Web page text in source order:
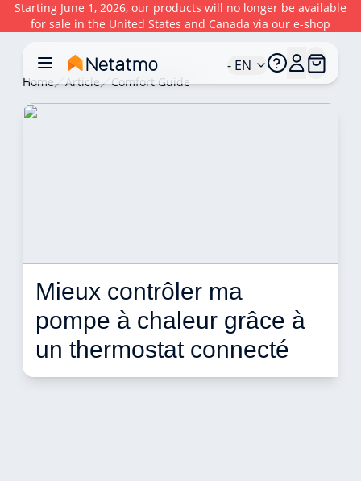
Starting June 1, 2026, our products will no longer be available
for sale in the United States and Canada via our e-shop
- EN
Home Article Comfort Guide
Mieux contrôler ma
pompe à chaleur grâce à
un thermostat connecté